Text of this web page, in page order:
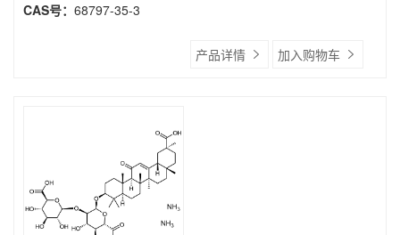
CAS号： 68797-35-3
产品详情 加入购物车